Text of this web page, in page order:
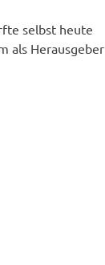
selbst heute
als Herausgeber